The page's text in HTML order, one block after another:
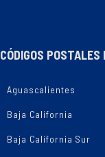
CÓDIGOS POSTALES
Aguascalientes
Baja California
Baja California Sur